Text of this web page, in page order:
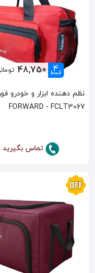
4
قسط 48,750
نظم دهنده ابزار و خودرو
FORWARD - FCLT3067
تماس بگیرید